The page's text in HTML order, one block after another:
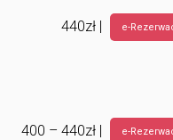
440zł | e-
400 – 440zł | e-